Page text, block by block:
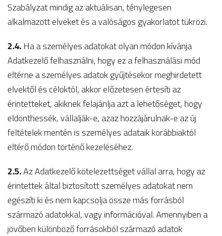
Szabályzat mindig az aktuálisan, ténylegesen
alkalmazott elveket és a valóságos gyakorlatot tükrözi.
2.4.Ha a személyes adatokat olyan módon kívánja
Adatkezelő felhasználni, hogy ez a felhasználási mód
eltérne a személyes adatok gyűjtésekor meghirdetett
elvektől és céloktól, akkor előzetesen értesíti az
érintetteket, akiknek felajánlja azt a lehetőséget, hogy
eldönthessék, vállalják-e, azaz hozzájárulnak-e az új
feltételek mentén is személyes adataik korábbiaktól
eltérő módon történő kezeléséhez.
2.5.Az Adatkezelő kötelezettséget vállal arra, hogy az
érintettek által biztosított személyes adatokat nem
egészíti ki és nem kapcsolja össze más forrásból
származó adatokkal, vagy információval. Amennyiben a
jövőben különböző forrásokból származó adatok